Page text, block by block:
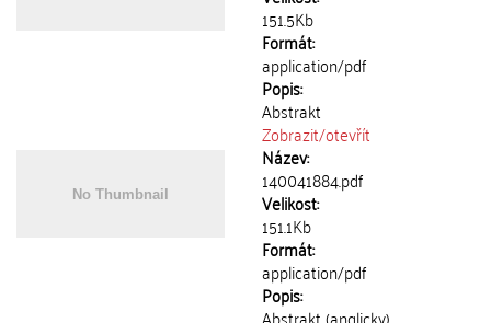
151.5Kb
Formát:
application/pdf
Popis:
Abstrakt
Zobrazit/otevřít
Název:
140041884.pdf
Velikost:
151.1Kb
Formát:
application/pdf
Popis: